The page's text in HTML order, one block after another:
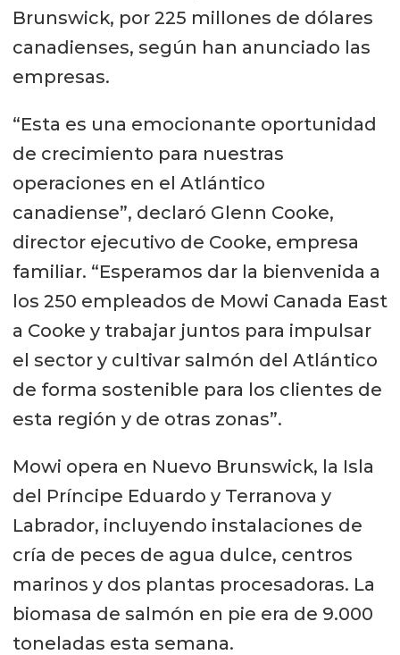
Brunswick, por 225 millones de dólares
canadienses, según han anunciado las
empresas.
“Esta es una emocionante oportunidad
de crecimiento para nuestras
operaciones en el Atlántico
canadiense”, declaró Glenn Cooke,
director ejecutivo de Cooke, empresa
familiar. “Esperamos dar la bienvenida a
los 250 empleados de Mowi Canada East
a Cooke y trabajar juntos para impulsar
el sector y cultivar salmón del Atlántico
de forma sostenible para los clientes de
esta región y de otras zonas”.
Mowi opera en Nuevo Brunswick, la Isla
del Príncipe Eduardo y Terranova y
Labrador, incluyendo instalaciones de
cría de peces de agua dulce, centros
marinos y dos plantas procesadoras. La
biomasa de salmón en pie era de 9.000
toneladas esta semana.